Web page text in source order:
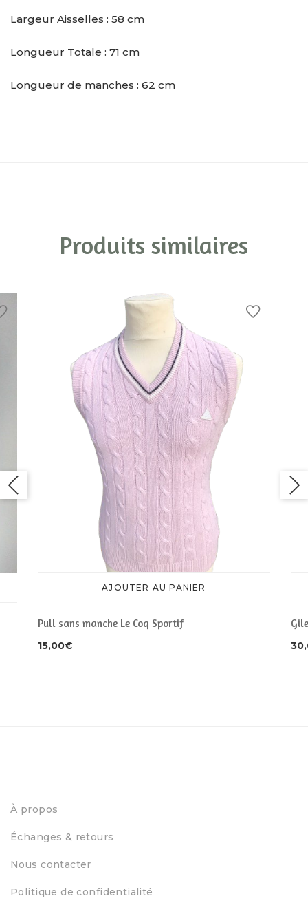
Largeur Aisselles : 58 cm
Longueur Totale : 71 cm
Longueur de manches : 62 cm
Produits similaires
AJOUTER AU PANIER
Pull sans manche Le Coq Sportif
15,00€
À propos
Échanges & retours
Nous contacter
Politique de confidentialité